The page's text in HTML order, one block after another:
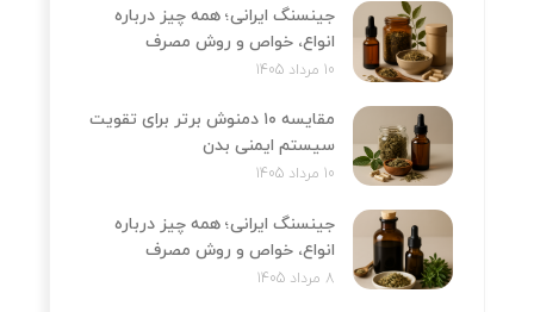
جینسنگ ایرانی؛ همه چیز درباره
انواع، خواص و روش مصرف
10 مرداد 1405
مقایسه ۱۰ دمنوش برتر برای تقویت
سیستم ایمنی بدن
10 مرداد 1405
جینسنگ ایرانی؛ همه چیز درباره
انواع، خواص و روش مصرف
8 مرداد 1405